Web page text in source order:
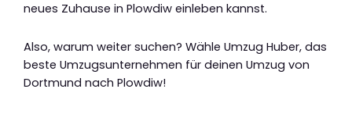
neues Zuhause in Plowdiw einleben kannst.
Also, warum weiter suchen? Wähle Umzug Huber, das
beste Umzugsunternehmen für deinen Umzug von
Dortmund nach Plowdiw!